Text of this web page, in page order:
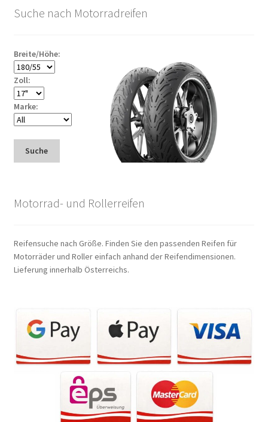
Suche nach Motorradreifen
Breite/Höhe:
Zoll:
Marke:
Suche
Motorrad- und Rollerreifen
Reifensuche nach Größe. Finden Sie den passenden Reifen für
Motorräder und Roller einfach anhand der Reifendimensionen.
Lieferung innerhalb Österreichs.